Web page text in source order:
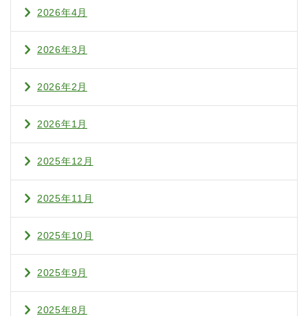
2026年4月
2026年3月
2026年2月
2026年1月
2025年12月
2025年11月
2025年10月
2025年9月
2025年8月